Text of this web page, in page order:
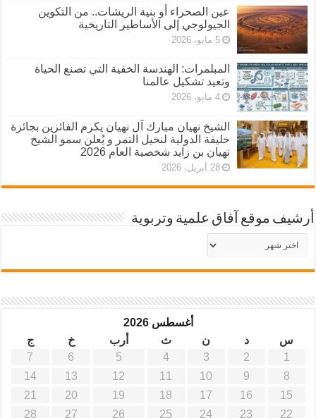
عين الصحراء أو بنية الريشات.. من التكوين
الجيولوجي إلى الأساطير التاريخية
5 مايو، 2026
المبلمرات: الهندسة الخفية التي تصنع الحياة
وتعيد تشكيل عالمنا
4 مايو، 2026
الشيخ نهيان مبارك آل نهيان يكرم الفائزين بجائزة
خليفة الدولية لنخيل التمر و يُعلن سمو الشيخ
نهيان بن زايد شخصية العام 2026
28 أبريل، 2026
أرشيف موقع آفاق علمية وتربوية
أرشيف
موقع
أغسطس 2026
س
د ن ث أرب خ
ج
1
2
3
4
5
6
7
8
9
10
11
12
13
14
15
16
17
18
19
20
21
22
23
24
25
26
27
28